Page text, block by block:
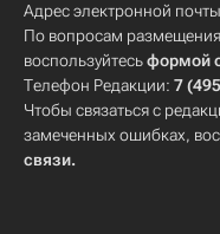
Адрес электронной
По вопросам
воспользуйтесьформой
Телефон Редакции: 7
Чтобы связаться с
замеченных ошибках,
связи.